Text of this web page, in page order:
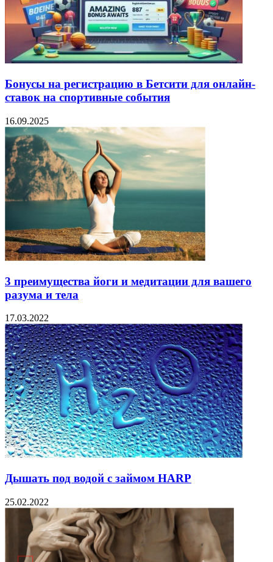
Бонусы на регистрацию в Бетсити для онлайн-
ставок на спортивные события
16.09.2025
3 преимущества йоги и медитации для вашего
разума и тела
17.03.2022
Дышать под водой с займом HARP
25.02.2022